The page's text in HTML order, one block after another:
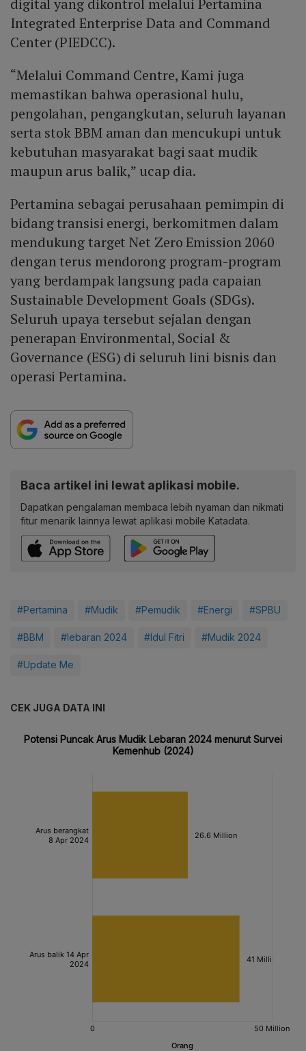
digital yang dikontrol melalui Pertamina
Integrated Enterprise Data and Command
Center (PIEDCC).
“Melalui Command Centre, Kami juga
memastikan bahwa operasional hulu,
pengolahan, pengangkutan, seluruh layanan
serta stok BBM aman dan mencukupi untuk
kebutuhan masyarakat bagi saat mudik
maupun arus balik,” ucap dia.
Pertamina sebagai perusahaan pemimpin di
bidang transisi energi, berkomitmen dalam
mendukung target Net Zero Emission 2060
dengan terus mendorong program-program
yang berdampak langsung pada capaian
Sustainable Development Goals (SDGs).
Seluruh upaya tersebut sejalan dengan
penerapan Environmental, Social &
Governance (ESG) di seluruh lini bisnis dan
operasi Pertamina.
Baca artikel ini lewat aplikasi mobile.
Dapatkan pengalaman membaca lebih nyaman dan nikmati
fitur menarik lainnya lewat aplikasi mobile Katadata.
#Pertamina #Mudik #Pemudik #Energi #SPBU
#BBM #lebaran 2024 #Idul Fitri #Mudik 2024
#Update Me
CEK JUGA DATA INI